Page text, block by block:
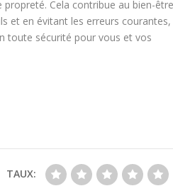
Cela contribue au bien-
et en évitant les erreurs courantes,
toute sécurité pour vous et vos
TAUX: